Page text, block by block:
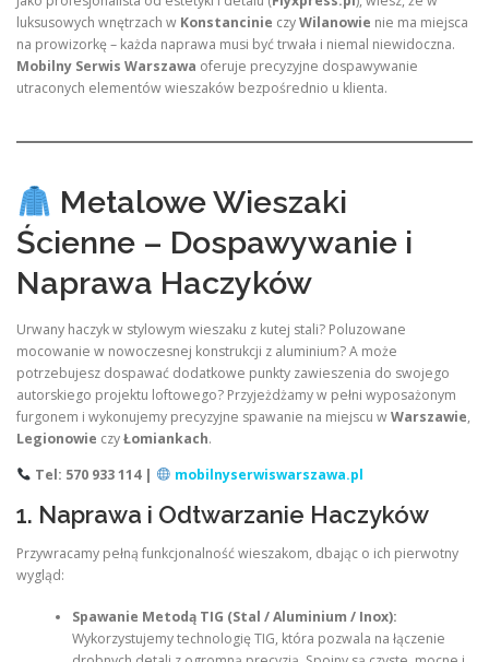
luksusowych wnętrzach w Konstancinie czyWilanowie nie ma miejsca
na prowizorkę – każda naprawa musi być trwała i niemal niewidoczna.
Mobilny Serwis Warszawa oferuje precyzyjne dospawywanie
utraconych elementów wieszaków bezpośrednio u klienta.
Metalowe Wieszaki
Ścienne – Dospawywanie i
Naprawa Haczyków
Urwany haczyk w stylowym wieszaku z kutej stali? Poluzowane
mocowanie w nowoczesnej konstrukcji z aluminium? A może
potrzebujesz dospawać dodatkowe punkty zawieszenia do swojego
autorskiego projektu loftowego? Przyjeżdżamy w pełni wyposażonym
furgonem i wykonujemy precyzyjne spawanie na miejscu wWarszawie,
Legionowie czyŁomiankach.
Tel: 570 933 114 |
mobilnyserwiswarszawa.pl
1. Naprawa i Odtwarzanie Haczyków
Przywracamy pełną funkcjonalność wieszakom, dbając o ich pierwotny
wygląd:
Spawanie Metodą TIG (Stal / Aluminium / Inox):
Wykorzystujemy technologię TIG, która pozwala na łączenie